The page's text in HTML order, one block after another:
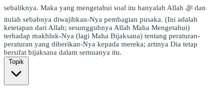
sebaliknya. Maka yang mengetahui soal itu hanyalah Allah ﷻ dan
itulah sebabnya diwajibkan-Nya pembagian pusaka. (Ini adalah
ketetapan dari Allah; sesungguhnya Allah Maha Mengetahui)
terhadap makhluk-Nya (lagi Maha Bijaksana) tentang peraturan-
peraturan yang diberikan-Nya kepada mereka; artinya Dia tetap
bersifat bijaksana dalam semuanya itu.
Topik